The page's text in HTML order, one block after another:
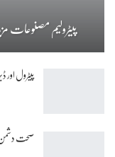
پیٹرولیم مصنوعات
پیٹرول اور
صحت دشمن